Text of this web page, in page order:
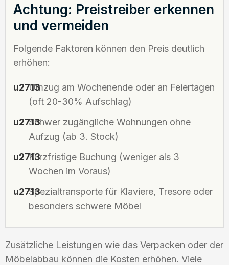
Achtung: Preistreiber erkennen
und vermeiden
Folgende Faktoren können den Preis deutlich
erhöhen:
Umzug am Wochenende oder an Feiertagen
(oft 20-30% Aufschlag)
Schwer zugängliche Wohnungen ohne
Aufzug (ab 3. Stock)
Kurzfristige Buchung (weniger als 3
Wochen im Voraus)
Spezialtransporte für Klaviere, Tresore oder
besonders schwere Möbel
Zusätzliche Leistungen wie das Verpacken oder der
Möbelabbau können die Kosten erhöhen. Viele